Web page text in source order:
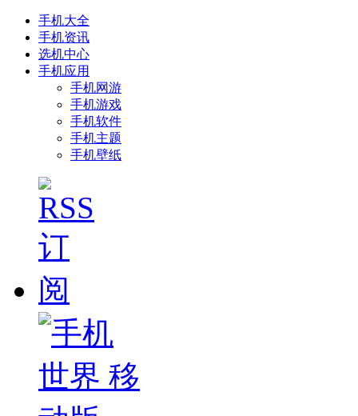
手机大全
手机资讯
选机中心
手机应用
手机网游
手机游戏
手机软件
手机主题
手机壁纸